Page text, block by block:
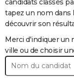
Forum
Aménagement
Extérieur
Cuisine
Salle de bains
Jardinage
Rangement
+
Guides de France
Escapades
Patrimoine
Expositions
Musées
Week-end nature
+
Art de vivre
Bien-être
Loisirs
Mode
Modes de vie
+ SANTE
Alimentation
Guide de la santé
Maladies
Médicaments
Sommeil
VOYAGE
candidats classés
tapez un nom dans
découvrir son
Merci d'indiquer un
ville ou de choisir